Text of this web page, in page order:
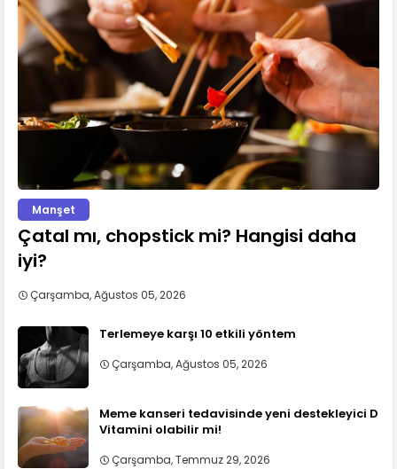
Manşet
Çatal mı, chopstick mi? Hangisi daha
iyi?
Çarşamba, Ağustos 05, 2026
Terlemeye karşı 10 etkili yöntem
Çarşamba, Ağustos 05, 2026
Meme kanseri tedavisinde yeni destekleyici D
Vitamini olabilir mi!
Çarşamba, Temmuz 29, 2026